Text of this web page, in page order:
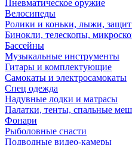
Пневматическое оружие
Велосипеды
Ролики и коньки, лыжи,
Бинокли, телескопы,
Бассейны
Музыкальные инструменты
Гитары и комплектующие
Самокаты и электросамокаты
Спец одежда
Надувные лодки и матрасы
Палатки, тенты, спальные
Фонари
Рыболовные снасти
Подводные видео-камеры